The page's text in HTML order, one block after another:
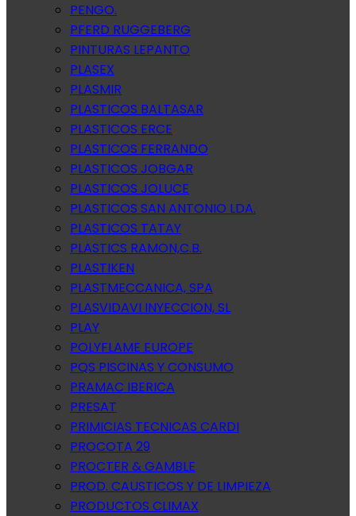
PENGO.
PFERD RUGGEBERG
PINTURAS LEPANTO
PLASEX
PLASMIR
PLASTICOS BALTASAR
PLASTICOS ERCE
PLASTICOS FERRANDO
PLASTICOS JOBGAR
PLASTICOS JOLUCE
PLASTICOS SAN ANTONIO LDA.
PLASTICOS TATAY
PLASTICS RAMON,C.B.
PLASTIKEN
PLASTMECCANICA, SPA
PLASVIDAVI INYECCION, SL
PLAY
POLYFLAME EUROPE
PQS PISCINAS Y CONSUMO
PRAMAC IBERICA
PRESAT
PRIMICIAS TECNICAS CARDI
PROCOTA 29
PROCTER & GAMBLE
PROD. CAUSTICOS Y DE LIMPIEZA
PRODUCTOS CLIMAX